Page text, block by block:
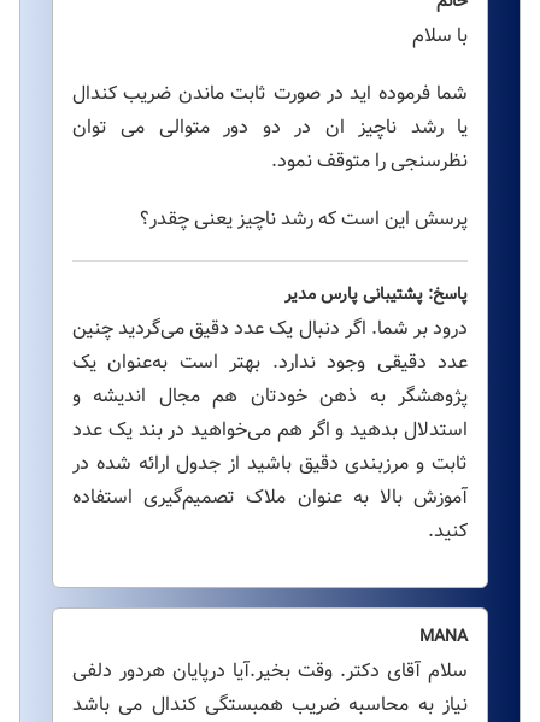
با سلام
شما فرموده اید در صورت ثابت ماندن ضریب کندال
یا رشد ناچیز ان در دو دور متوالی می توان
نظرسنجی را متوقف نمود.
پرسش این است که رشد ناچیز یعنی چقدر؟
پاسخ: پشتیبانی پارس مدیر
درود بر شما. اگر دنبال یک عدد دقیق می‌گردید چنین
عدد دقیقی وجود ندارد. بهتر است به‌عنوان یک
پژوهشگر به ذهن خودتان هم مجال اندیشه و
استدلال بدهید و اگر هم می‌خواهید در بند یک عدد
ثابت و مرزبندی دقیق باشید از جدول ارائه شده در
آموزش بالا به عنوان ملاک تصمیم‌گیری استفاده
کنید.
MANA
سلام آقای دکتر. وقت بخیر.آیا درپایان هردور دلفی
نیاز به محاسبه ضریب همبستگی کندال می باشد